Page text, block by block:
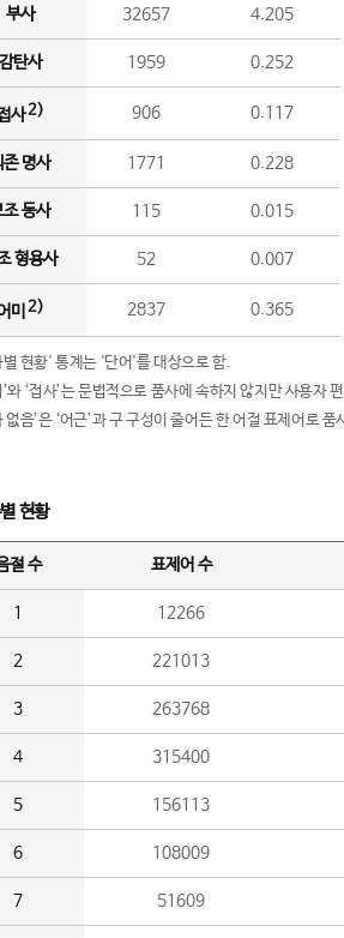
부사 32657 4.205
탄사 1959 0.252
사2) 906 0.117
존 명사 1771 0.228
조 동사 115 0.015
형용사 52 0.007
미 2) 2837 0.365
현황' 통계는 '단어'를 대상으로 함.
와 ‘접사’는 문법적으로 품사에 속하지 않지만 사용자
없음’은 ‘어근’과 구 구성이 줄어든 한 어절 표제어로
현황
절 수 표제어 수
1 12266
2 221013
3 263768
4 315400
5 156113
6 108009
7 51609